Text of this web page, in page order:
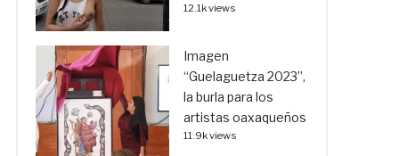
12.1k views
Imagen
“Guelaguetza 2023”,
la burla para los
artistas oaxaqueños
11.9k views